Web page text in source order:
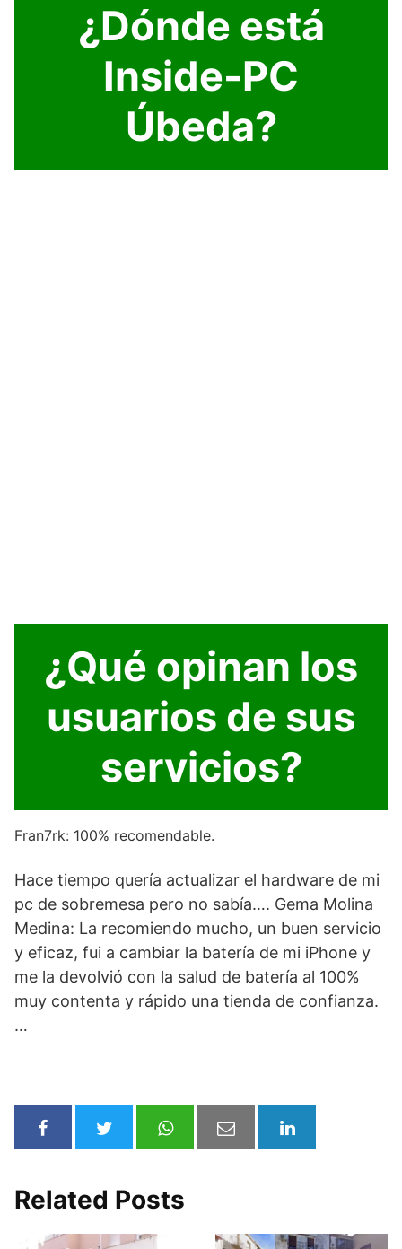
¿Dónde está
Inside-PC
Úbeda?
¿Qué opinan los
usuarios de sus
servicios?
Fran7rk: 100% recomendable.
Hace tiempo quería actualizar el hardware de mi
pc de sobremesa pero no sabía…. Gema Molina
Medina: La recomiendo mucho, un buen servicio
y eficaz, fui a cambiar la batería de mi iPhone y
me la devolvió con la salud de batería al 100%
muy contenta y rápido una tienda de confianza.
…
Related Posts